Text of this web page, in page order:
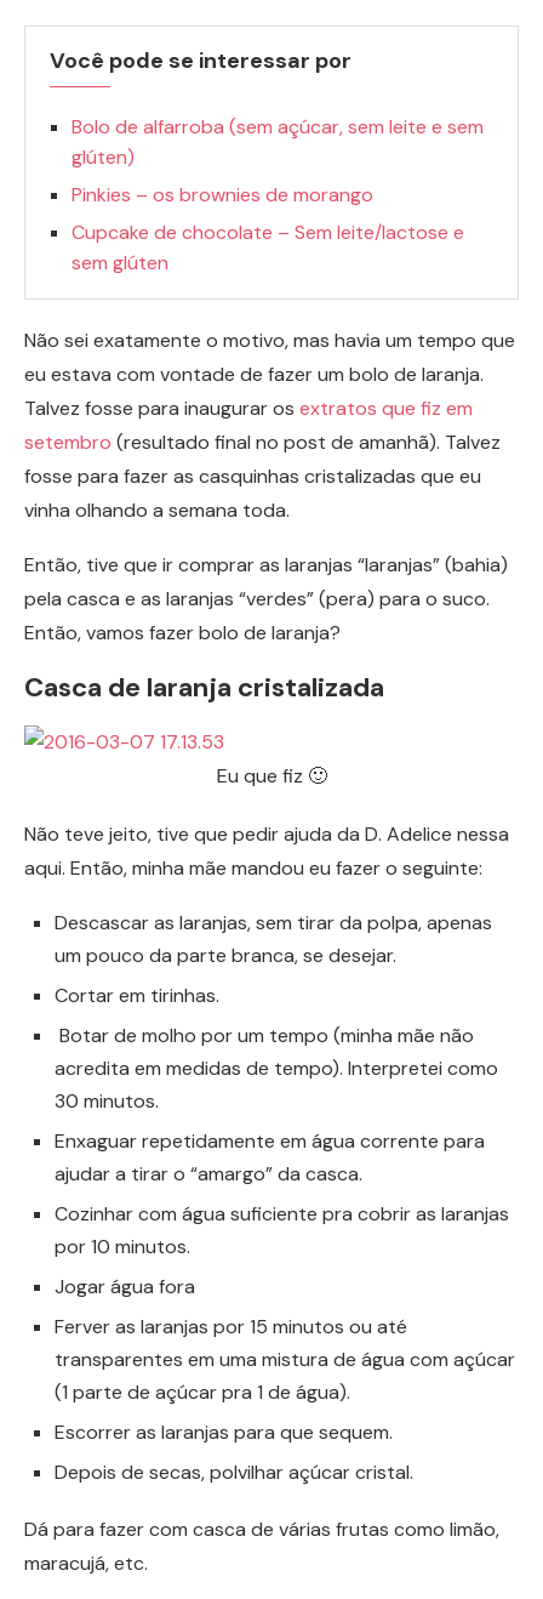
Você pode se interessar por
Bolo de alfarroba (sem açúcar, sem leite e sem
glúten)
Pinkies – os brownies de morango
Cupcake de chocolate – Sem leite/lactose e
sem glúten
Não sei exatamente o motivo, mas havia um tempo que
eu estava com vontade de fazer um bolo de laranja.
Talvez fosse para inaugurar os extratos que fiz em
setembro (resultado final no post de amanhã). Talvez
fosse para fazer as casquinhas cristalizadas que eu
vinha olhando a semana toda.
Então, tive que ir comprar as laranjas “laranjas” (bahia)
pela casca e as laranjas “verdes” (pera) para o suco.
Então, vamos fazer bolo de laranja?
Casca de laranja cristalizada
Eu que fiz 🙂
Não teve jeito, tive que pedir ajuda da D. Adelice nessa
aqui. Então, minha mãe mandou eu fazer o seguinte:
Descascar as laranjas, sem tirar da polpa, apenas
um pouco da parte branca, se desejar.
Cortar em tirinhas.
Botar de molho por um tempo (minha mãe não
acredita em medidas de tempo). Interpretei como
30 minutos.
Enxaguar repetidamente em água corrente para
ajudar a tirar o “amargo” da casca.
Cozinhar com água suficiente pra cobrir as laranjas
por 10 minutos.
Jogar água fora
Ferver as laranjas por 15 minutos ou até
transparentes em uma mistura de água com açúcar
(1 parte de açúcar pra 1 de água).
Escorrer as laranjas para que sequem.
Depois de secas, polvilhar açúcar cristal.
Dá para fazer com casca de várias frutas como limão,
maracujá, etc.